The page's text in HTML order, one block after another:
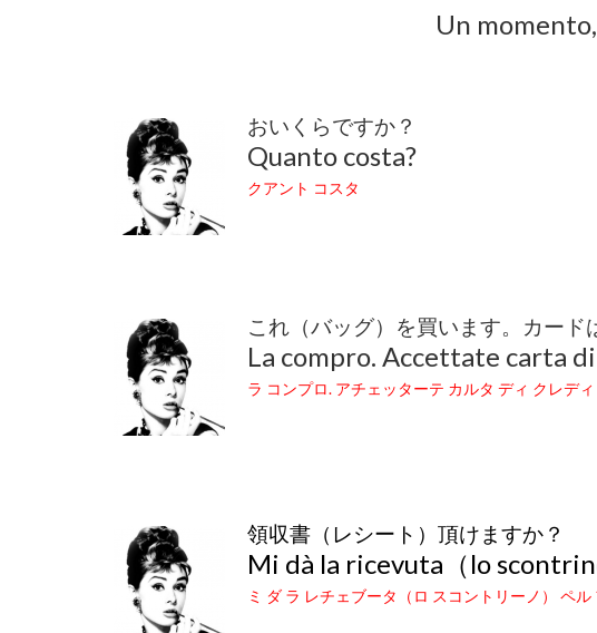
Un
おいくらですか？
Quanto costa?
クアント コスタ
これ（バッグ）を買います。カード
La compro. Accettate carta
ラ コンプロ. アチェッターテ カルタ ディ クレディ
領収書（レシート）頂けますか？
Mi dà la ricevuta（lo
ミ ダ ラ レチェブータ（ロ スコントリーノ） ペル